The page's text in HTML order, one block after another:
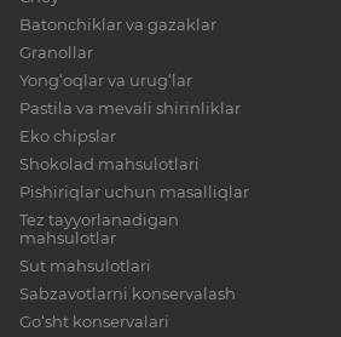
Batonchiklar va gazaklar
Granollar
Yong‘oqlar va urug‘lar
Pastila va mevali shirinliklar
Eko chipslar
Shokolad mahsulotlari
Pishiriqlar uchun masalliqlar
Tez tayyorlanadigan
mahsulotlar
Sut mahsulotlari
Sabzavotlarni konservalash
Go‘sht konservalari